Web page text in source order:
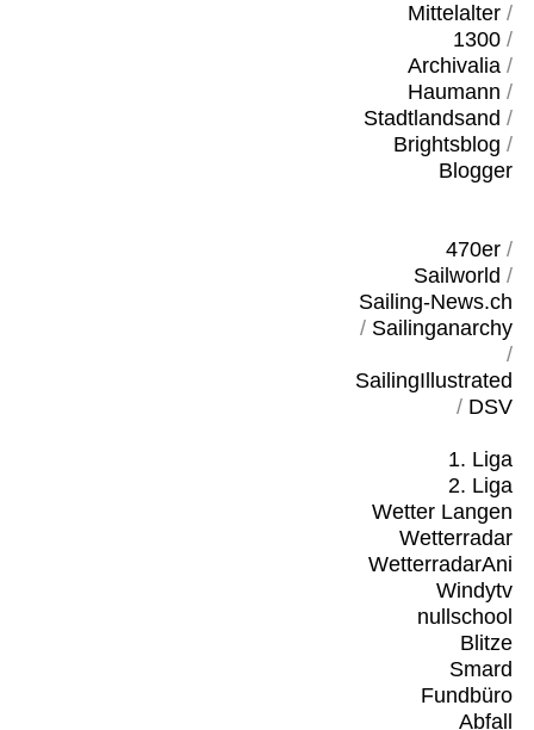
Mittelalter/
1300/
Archivalia/
Haumann /
Stadtlandsand /
Brightsblog /
Blogger
470er/
Sailworld /
Sailing-News.ch
/ Sailinganarchy
/
SailingIllustrated
/ DSV
1. Liga
2. Liga
Wetter Langen
Wetterradar
WetterradarAni
Windytv
nullschool
Blitze
Smard
Fundbüro
Abfall